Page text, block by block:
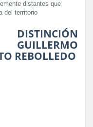
distantes que
del territorio
REBOLLEDO